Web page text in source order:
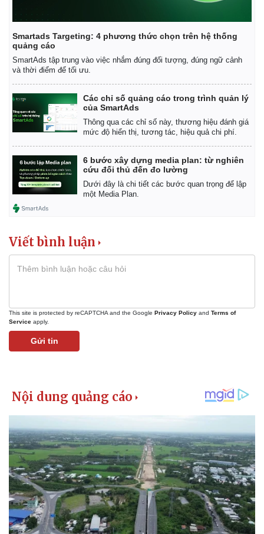
Smartads Targeting: 4 phương thức chọn trên hệ thống
quảng cáo
SmartAds tập trung vào việc nhắm đúng đối tượng, đúng ngữ cảnh
và thời điểm để tối ưu.
Các chỉ số quảng cáo trong trình quản lý
của SmartAds
Thông qua các chỉ số này, thương hiệu đánh giá
mức độ hiển thị, tương tác, hiệu quả chi phí.
6 bước xây dựng media plan: từ nghiên
cứu đối thủ đến đo lường
Dưới đây là chi tiết các bước quan trọng để lập
một Media Plan.
Viết bình luận
This site is protected by reCAPTCHA and the Google Privacy Policy and Terms of
Service apply.
Gửi tin